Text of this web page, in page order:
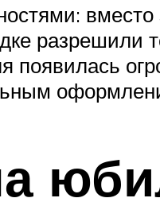
разрешили
появилась